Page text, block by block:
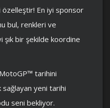
En iyi sponsor
bul, renkleri ve
bir şekilde koordine
tarihini
sağlayan yeni tarihi
seni bekliyor.